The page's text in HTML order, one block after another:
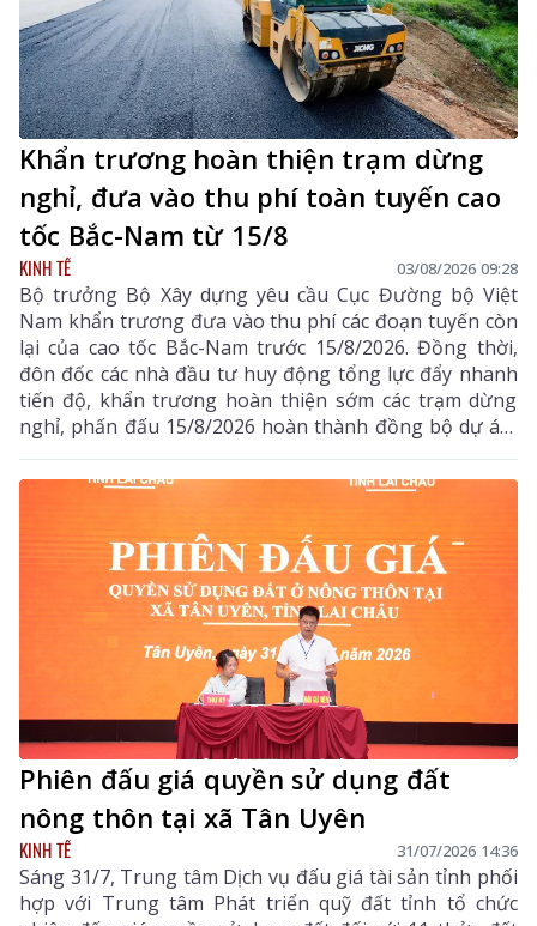
Khẩn trương hoàn thiện trạm dừng
nghỉ, đưa vào thu phí toàn tuyến cao
tốc Bắc-Nam từ 15/8
KINH TẾ 03/08/2026 09:28
Bộ trưởng Bộ Xây dựng yêu cầu Cục Đường bộ Việt
Nam khẩn trương đưa vào thu phí các đoạn tuyến còn
lại của cao tốc Bắc-Nam trước 15/8/2026. Đồng thời,
đôn đốc các nhà đầu tư huy động tổng lực đẩy nhanh
tiến độ, khẩn trương hoàn thiện sớm các trạm dừng
nghỉ, phấn đấu 15/8/2026 hoàn thành đồng bộ dự án,
triển khai thu phí các tuyến cao tốc
Phiên đấu giá quyền sử dụng đất
nông thôn tại xã Tân Uyên
KINH TẾ 31/07/2026 14:36
Sáng 31/7, Trung tâm Dịch vụ đấu giá tài sản tỉnh phối
hợp với Trung tâm Phát triển quỹ đất tỉnh tổ chức